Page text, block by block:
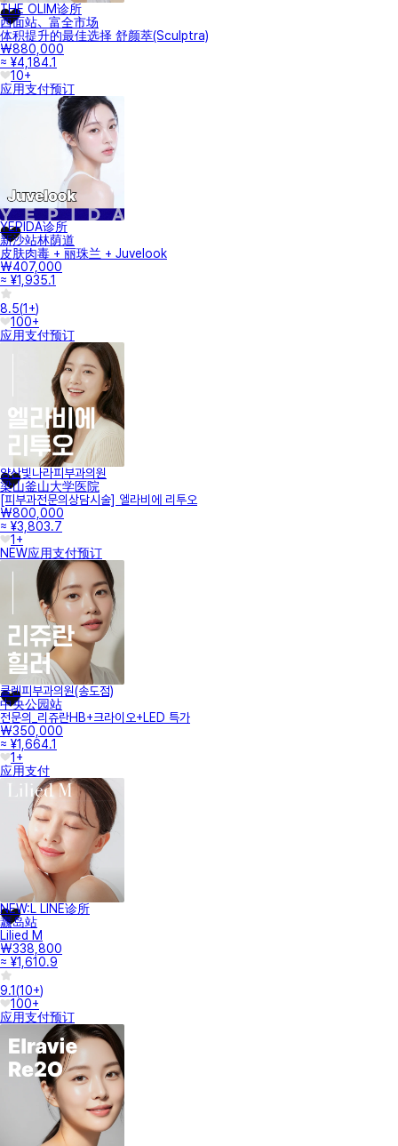
THE OLIM诊所
西面站、富全市场
体积提升的最佳选择 舒颜萃(Sculptra)
₩880,000
≈ ¥4,184.1
10+
应用支付预订
YEPIDA诊所
新沙站林荫道
皮肤肉毒 + 丽珠兰 + Juvelook
₩407,000
≈ ¥1,935.1
8.5(1+)
100+
应用支付预订
양산빛나라피부과의원
梁山釜山大学医院
[피부과전문의상담시술] 엘라비에 리투오
₩800,000
≈ ¥3,803.7
1+
NEW应用支付预订
클렌피부과의원(송도점)
中央公园站
전문의_리쥬란HB+크라이오+LED 특가
₩350,000
≈ ¥1,664.1
1+
应用支付
NEW:L LINE诊所
纛岛站
Lilied M
₩338,800
≈ ¥1,610.9
9.1(10+)
100+
应用支付预订